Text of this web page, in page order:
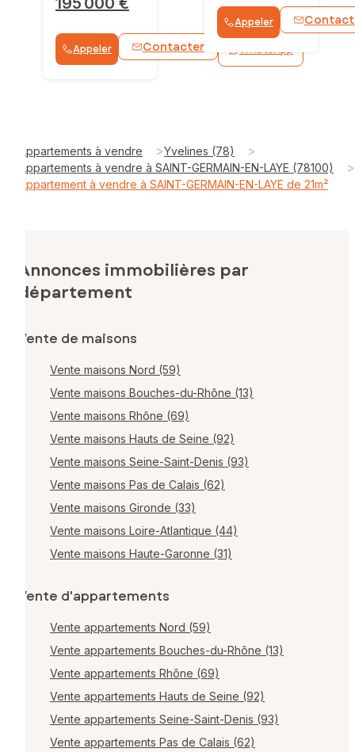
Appeler Contacter WhatsApp
Appeler
Appartements à vendre >Yvelines (78) >
Appartements à vendre à SAINT-GERMAIN-EN-LAYE (78100) >
Appartement à vendre à SAINT-GERMAIN-EN-LAYE de 21m²
Annonces immobilières par
département
Vente de maisons
Vente maisons Nord (59)
Vente maisons Bouches-du-Rhône (13)
Vente maisons Rhône (69)
Vente maisons Hauts de Seine (92)
Vente maisons Seine-Saint-Denis (93)
Vente maisons Pas de Calais (62)
Vente maisons Gironde (33)
Vente maisons Loire-Atlantique (44)
Vente maisons Haute-Garonne (31)
Vente d'appartements
Vente appartements Nord (59)
Vente appartements Bouches-du-Rhône (13)
Vente appartements Rhône (69)
Vente appartements Hauts de Seine (92)
Vente appartements Seine-Saint-Denis (93)
Vente appartements Pas de Calais (62)